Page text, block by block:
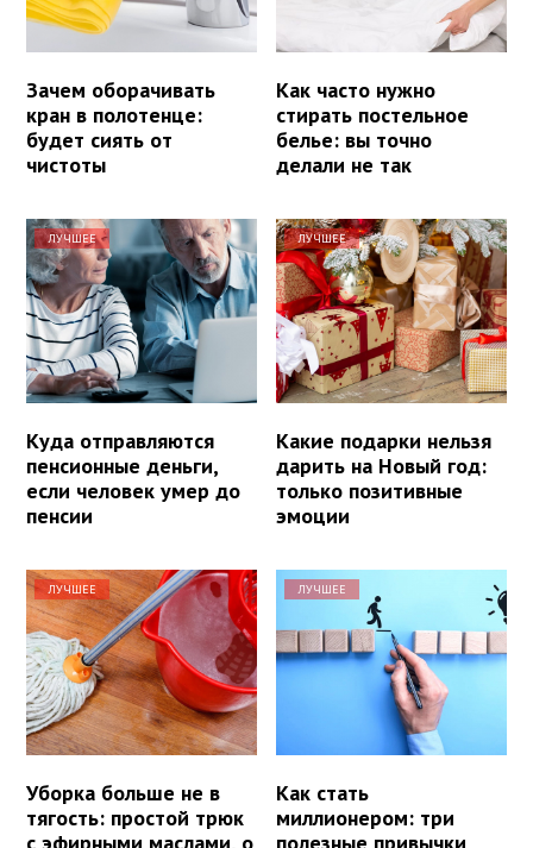
Зачем оборачивать
кран в полотенце:
будет сиять от
чистоты
Как часто нужно
стирать постельное
белье: вы точно
делали не так
ЛУЧШЕЕ
Куда отправляются
пенсионные деньги,
если человек умер до
пенсии
ЛУЧШЕЕ
Какие подарки нельзя
дарить на Новый год:
только позитивные
эмоции
ЛУЧШЕЕ
Уборка больше не в
тягость: простой трюк
с эфирными маслами, о
ЛУЧШЕЕ
Как стать
миллионером: три
полезные привычки